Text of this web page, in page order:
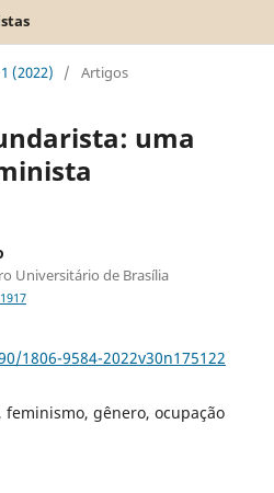
(2022) / Artigos
uma
Universitário de Brasília
1806-9584-2022v30n175122
feminismo, gênero, ocupação